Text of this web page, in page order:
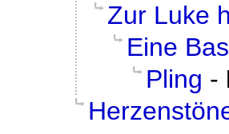
Zur Luke
Eine
Pling -